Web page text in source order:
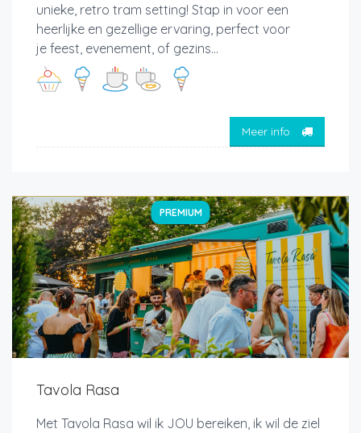
unieke, retro tram setting! Stap in voor een
heerlijke en gezellige ervaring, perfect voor
je feest, evenement, of gezins...
Meer info
PREMIUM
Tavola Rasa
Met Tavola Rasa wil ik JOU bereiken, ik wil de ziel